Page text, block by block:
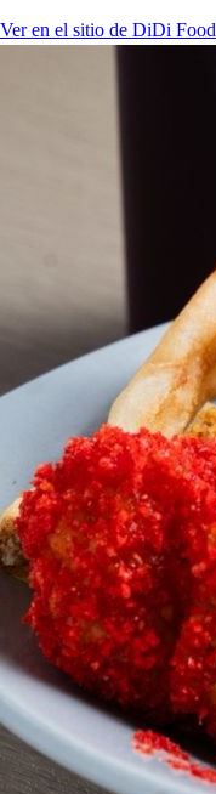
Ver en el sitio de DiDi Food